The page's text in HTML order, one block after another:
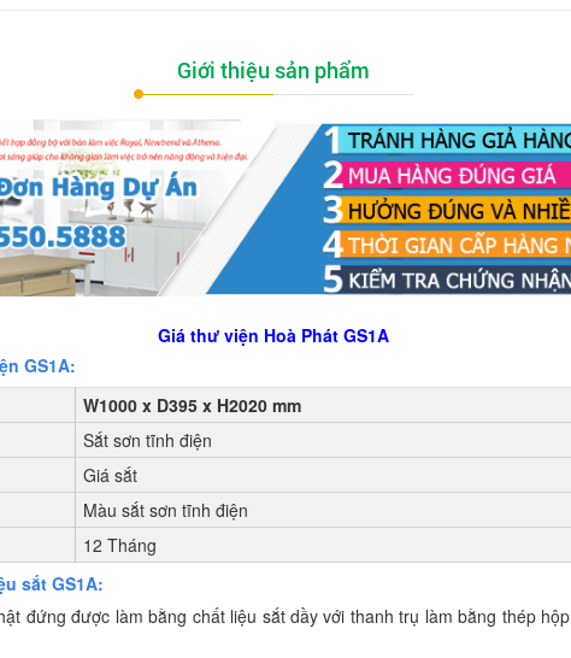
Giới thiệu sản phẩm
Giá thư viện Hoà Phát GS1A
GS1A:
W1000 x D395 x H2020 mm
Sắt sơn tĩnh điện
Giá sắt
Màu sắt sơn tĩnh điện
12 Tháng
sắt GS1A:
đứng được làm bằng chất liệu sắt dầy với thanh trụ làm bằng thép